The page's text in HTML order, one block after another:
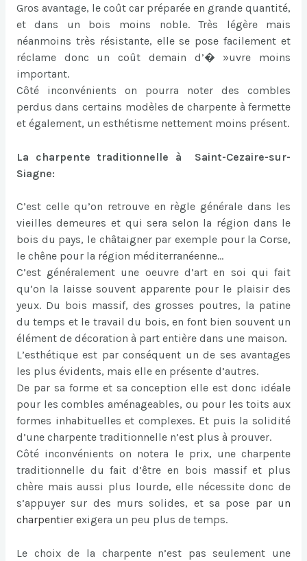
Gros avantage, le coût car préparée en grande quantité,
et dans un bois moins noble. Très légère mais
néanmoins très résistante, elle se pose facilement et
réclame donc un coût demain d’� »uvre moins
important.
Côté inconvénients on pourra noter des combles
perdus dans certains modèles de charpente à fermette
et également, un esthétisme nettement moins présent.
La charpente traditionnelle à Saint-Cezaire-sur-
Siagne:
C’est celle qu’on retrouve en règle générale dans les
vieilles demeures et qui sera selon la région dans le
bois du pays, le châtaigner par exemple pour la Corse,
le chêne pour la région méditerranéenne…
C’est généralement une oeuvre d’art en soi qui fait
qu’on la laisse souvent apparente pour le plaisir des
yeux. Du bois massif, des grosses poutres, la patine
du temps et le travail du bois, en font bien souvent un
élément de décoration à part entière dans une maison.
L’esthétique est par conséquent un de ses avantages
les plus évidents, mais elle en présente d’autres.
De par sa forme et sa conception elle est donc idéale
pour les combles aménageables, ou pour les toits aux
formes inhabituelles et complexes. Et puis la solidité
d’une charpente traditionnelle n’est plus à prouver.
Côté inconvénients on notera le prix, une charpente
traditionnelle du fait d’être en bois massif et plus
chère mais aussi plus lourde, elle nécessite donc de
s’appuyer sur des murs solides, et sa pose par un
charpentier exigera un peu plus de temps.
Le choix de la charpente n’est pas seulement une